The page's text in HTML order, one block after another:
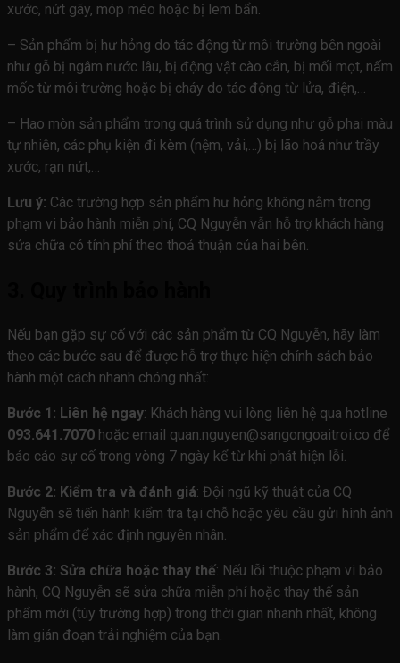
xước, nứt gãy, móp méo hoặc bị lem bẩn.
– Sản phẩm bị hư hỏng do tác động từ môi trường bên ngoài
như gỗ bị ngâm nước lâu, bị động vật cào cắn, bị mối mọt, nấm
mốc từ môi trường hoặc bị cháy do tác động từ lửa, điện,…
– Hao mòn sản phẩm trong quá trình sử dụng như gỗ phai màu
tự nhiên, các phụ kiện đi kèm (nệm, vải,…) bị lão hoá như trầy
xước, rạn nứt,…
Lưu ý: Các trường hợp sản phẩm hư hỏng không nằm trong
phạm vi bảo hành miễn phí, CQ Nguyễn vẫn hỗ trợ khách hàng
sửa chữa có tính phí theo thoả thuận của hai bên.
Nếu bạn gặp sự cố với các sản phẩm từ CQ Nguyễn, hãy làm
theo các bước sau để được hỗ trợ thực hiện chính sách bảo
hành một cách nhanh chóng nhất:
Bước 1: Liên hệ ngay: Khách hàng vui lòng liên hệ qua hotline
093.641.7070 hoặc email quan.nguyen@sangongoaitroi.co để
báo cáo sự cố trong vòng 7 ngày kể từ khi phát hiện lỗi.
Bước 2: Kiểm tra và đánh giá: Đội ngũ kỹ thuật của CQ
Nguyễn sẽ tiến hành kiểm tra tại chỗ hoặc yêu cầu gửi hình ảnh
sản phẩm để xác định nguyên nhân.
Bước 3: Sửa chữa hoặc thay thế: Nếu lỗi thuộc phạm vi bảo
hành, CQ Nguyễn sẽ sửa chữa miễn phí hoặc thay thế sản
phẩm mới (tùy trường hợp) trong thời gian nhanh nhất, không
làm gián đoạn trải nghiệm của bạn.